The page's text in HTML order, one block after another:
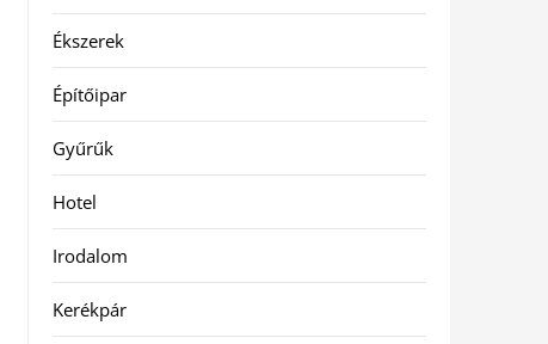
Ékszerek
Építőipar
Gyűrűk
Hotel
Irodalom
Kerékpár